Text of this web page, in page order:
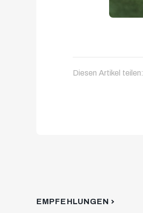
Diesen Artikel teilen:
EMPFEHLUNGEN